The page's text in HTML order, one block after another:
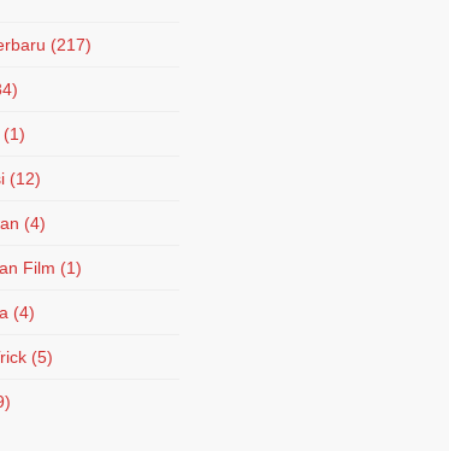
(217)
(1)
(12)
(4)
Film (1)
(4)
(5)